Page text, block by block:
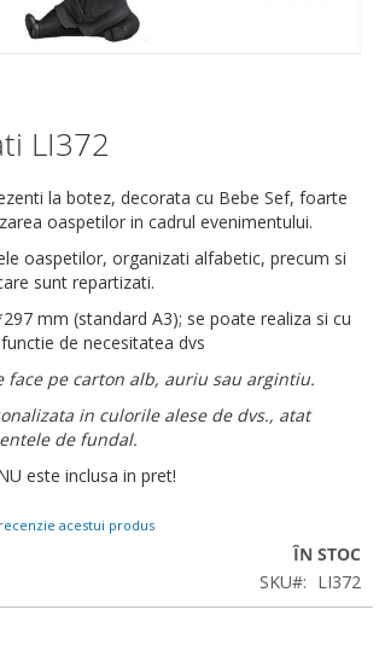
LI372
la botez, decorata cu Bebe Sef, foarte
oaspetilor in cadrul evenimentului.
oaspetilor, organizati alfabetic, precum si
sunt repartizati.
mm (standard A3); se poate realiza si cu
de necesitatea dvs
face pe carton alb, auriu sau argintiu.
in culorile alese de dvs., atat
de fundal.
este inclusa in pret!
acestui produs
ÎN STOC
SKU
LI372